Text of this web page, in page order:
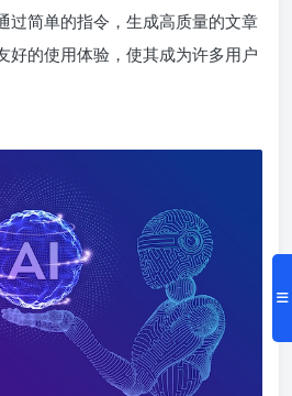
过简单的指令，生成高质量的文章
好的使用体验，使其成为许多用户